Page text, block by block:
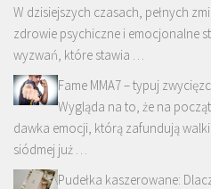
W dzisiejszych czasach, pełnych
zdrowie psychiczne i emocjonalne
wyzwań, które stawia …
Fame MMA7 – typuj
Wygląda na to, że na
dawka emocji, którą zafundują
siódmej już …
Pudełka kaszerowane: